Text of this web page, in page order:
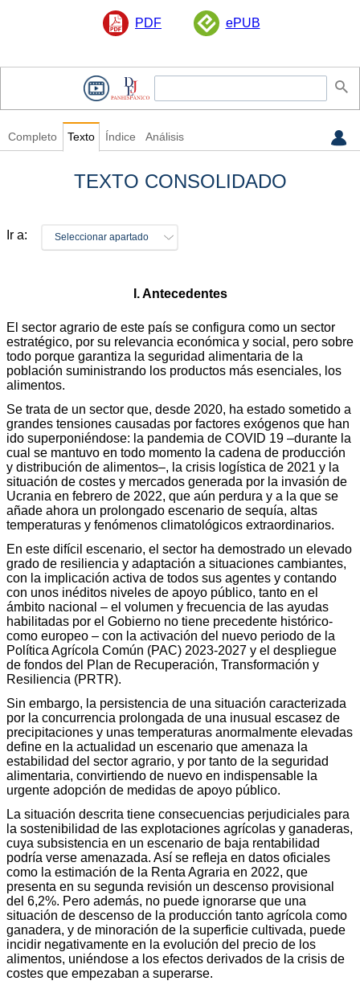
PDF ePUB
Completo Texto Índice Análisis
TEXTO CONSOLIDADO
Ir a: Seleccionar apartado
I. Antecedentes
El sector agrario de este país se configura como un sector
estratégico, por su relevancia económica y social, pero sobre
todo porque garantiza la seguridad alimentaria de la
población suministrando los productos más esenciales, los
alimentos.
Se trata de un sector que, desde 2020, ha estado sometido a
grandes tensiones causadas por factores exógenos que han
ido superponiéndose: la pandemia de COVID 19 –durante la
cual se mantuvo en todo momento la cadena de producción
y distribución de alimentos–, la crisis logística de 2021 y la
situación de costes y mercados generada por la invasión de
Ucrania en febrero de 2022, que aún perdura y a la que se
añade ahora un prolongado escenario de sequía, altas
temperaturas y fenómenos climatológicos extraordinarios.
En este difícil escenario, el sector ha demostrado un elevado
grado de resiliencia y adaptación a situaciones cambiantes,
con la implicación activa de todos sus agentes y contando
con unos inéditos niveles de apoyo público, tanto en el
ámbito nacional – el volumen y frecuencia de las ayudas
habilitadas por el Gobierno no tiene precedente histórico-
como europeo – con la activación del nuevo periodo de la
Política Agrícola Común (PAC) 2023-2027 y el despliegue
de fondos del Plan de Recuperación, Transformación y
Resiliencia (PRTR).
Sin embargo, la persistencia de una situación caracterizada
por la concurrencia prolongada de una inusual escasez de
precipitaciones y unas temperaturas anormalmente elevadas
define en la actualidad un escenario que amenaza la
estabilidad del sector agrario, y por tanto de la seguridad
alimentaria, convirtiendo de nuevo en indispensable la
urgente adopción de medidas de apoyo público.
La situación descrita tiene consecuencias perjudiciales para
la sostenibilidad de las explotaciones agrícolas y ganaderas,
cuya subsistencia en un escenario de baja rentabilidad
podría verse amenazada. Así se refleja en datos oficiales
como la estimación de la Renta Agraria en 2022, que
presenta en su segunda revisión un descenso provisional
del 6,2%. Pero además, no puede ignorarse que una
situación de descenso de la producción tanto agrícola como
ganadera, y de minoración de la superficie cultivada, puede
incidir negativamente en la evolución del precio de los
alimentos, uniéndose a los efectos derivados de la crisis de
costes que empezaban a superarse.